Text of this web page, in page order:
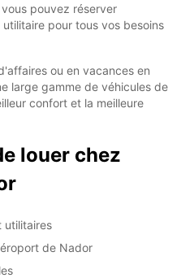
pouvez réserver
pour tous vos besoins
ou en vacances en
large gamme de véhicules de
confort et la meilleure
louer chez
utilitaires
de Nador